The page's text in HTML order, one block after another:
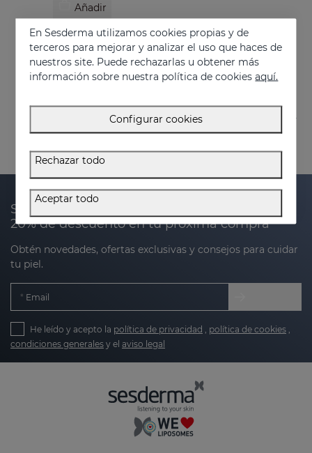
Añadir
ACNISES 0 Marks
Crema con color de textura ligera
18.95 €
Suscríbete a nuestra newsletter y recibe un
20% de descuento en tu próxima compra
Obtén novedades, ofertas exclusivas y consejos para cuidar
tu piel.
Email
He leído y acepto la política de privacidad , política de cookies ,
condiciones generales y el aviso legal
En Sesderma utilizamos cookies propias y de
terceros para mejorar y analizar el uso que haces de
nuestros site. Puede rechazarlas u obtener más
información sobre nuestra política de cookiesaquí.
Configurar cookies
Rechazar todo
Aceptar todo